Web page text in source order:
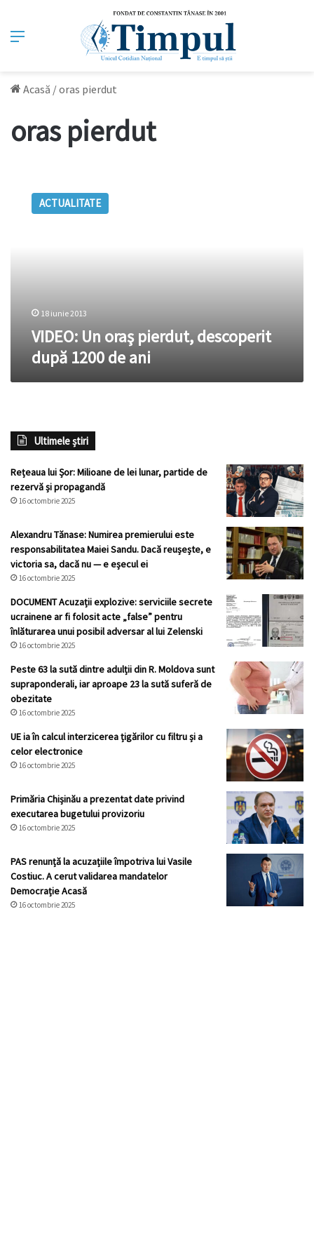
Meniu
Acasă /oras pierdut
oras pierdut
ACTUALITATE
18 iunie 2013
VIDEO: Un oraş pierdut, descoperit
după 1200 de ani
Ultimele știri
Rețeaua lui Șor: Milioane de lei lunar, partide de
rezervă și propagandă
16 octombrie 2025
Alexandru Tănase: Numirea premierului este
responsabilitatea Maiei Sandu. Dacă reușește, e
victoria sa, dacă nu — e eșecul ei
16 octombrie 2025
DOCUMENT Acuzații explozive: serviciile secrete
ucrainene ar fi folosit acte „false” pentru
înlăturarea unui posibil adversar al lui Zelenski
16 octombrie 2025
Peste 63 la sută dintre adulții din R. Moldova sunt
supraponderali, iar aproape 23 la sută suferă de
obezitate
16 octombrie 2025
UE ia în calcul interzicerea țigărilor cu filtru și a
celor electronice
16 octombrie 2025
Primăria Chișinău a prezentat date privind
executarea bugetului provizoriu
16 octombrie 2025
PAS renunță la acuzațiile împotriva lui Vasile
Costiuc. A cerut validarea mandatelor
Democrație Acasă
16 octombrie 2025